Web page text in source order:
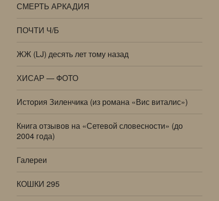
СМЕРТЬ АРКАДИЯ
ПОЧТИ Ч/Б
ЖЖ (LJ) десять лет тому назад
ХИСАР — ФОТО
История Зиленчика (из романа «Вис виталис»)
Книга отзывов на «Сетевой словесности» (до
2004 года)
Галереи
КОШКИ 295